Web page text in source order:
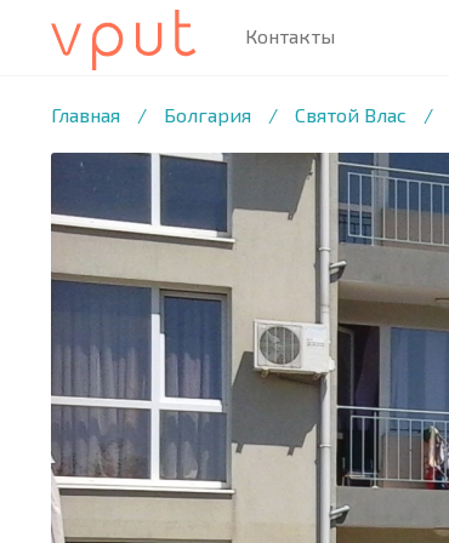
Контакты
Главная / Болгария / Святой Влас /
1 /15 ФОТО